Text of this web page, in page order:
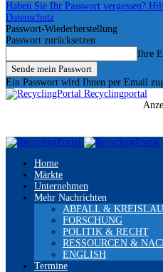
Haben Sie Ihr Passwort vergessen?
Datenschutz
Passwort-Wiederherstellung
Passwort zurücksetzen
Ihre
Ein Passwort wird Ihnen per Email
Recyclingportal
Home
Märkte
Unternehmen
Mehr Nachrichten
ABFALL &
FORSCHUNG
POLITIK & RECHT
RESSOURCEN &
ENGLISH
Termine